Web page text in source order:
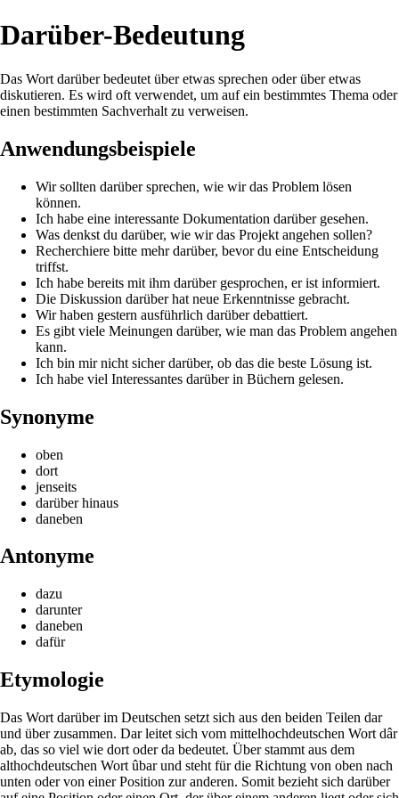
Darüber-Bedeutung
Das Wort darüber bedeutet über etwas sprechen oder über etwas
diskutieren. Es wird oft verwendet, um auf ein bestimmtes Thema oder
einen bestimmten Sachverhalt zu verweisen.
Anwendungsbeispiele
Wir sollten darüber sprechen, wie wir das Problem lösen
können.
Ich habe eine interessante Dokumentation darüber gesehen.
Was denkst du darüber, wie wir das Projekt angehen sollen?
Recherchiere bitte mehr darüber, bevor du eine Entscheidung
triffst.
Ich habe bereits mit ihm darüber gesprochen, er ist informiert.
Die Diskussion darüber hat neue Erkenntnisse gebracht.
Wir haben gestern ausführlich darüber debattiert.
Es gibt viele Meinungen darüber, wie man das Problem angehen
kann.
Ich bin mir nicht sicher darüber, ob das die beste Lösung ist.
Ich habe viel Interessantes darüber in Büchern gelesen.
Synonyme
oben
dort
jenseits
darüber hinaus
daneben
Antonyme
dazu
darunter
daneben
dafür
Etymologie
Das Wort darüber im Deutschen setzt sich aus den beiden Teilen dar
und über zusammen. Dar leitet sich vom mittelhochdeutschen Wort dâr
ab, das so viel wie dort oder da bedeutet. Über stammt aus dem
althochdeutschen Wort ûbar und steht für die Richtung von oben nach
unten oder von einer Position zur anderen. Somit bezieht sich darüber